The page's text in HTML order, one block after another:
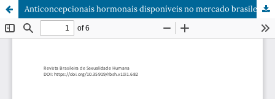
Anticoncepcionais hormonais disponíveis no mercado brasileiro